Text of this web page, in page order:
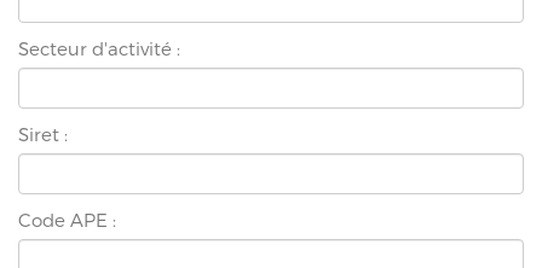
Secteur d'activité :
Siret :
Code APE :